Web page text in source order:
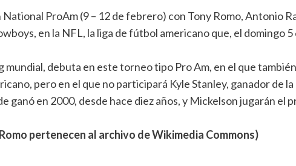
ProAm (9 – 12 de febrero) con Tony Romo, Antonio
en la NFL, la liga de fútbol americano que, el domingo
debuta en este torneo tipo Pro Am, en el que
pero en el que no participará Kyle Stanley, ganador de la
ganó en 2000, desde hace diez años, y Mickelson jugarán el
pertenecen al archivo de Wikimedia Commons)